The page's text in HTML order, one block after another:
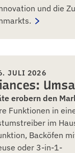
und die
JULI 2026
erobern den
Funktionen in
im
Backöfen
oder 3-in-1-